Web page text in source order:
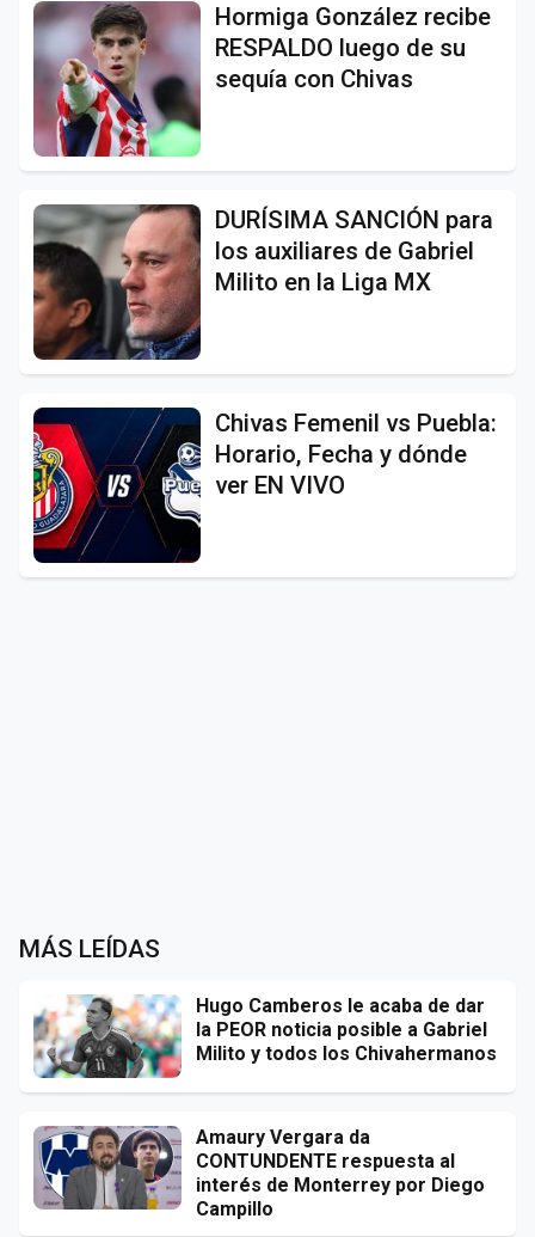
Hormiga González recibe
RESPALDO luego de su
sequía con Chivas
DURÍSIMA SANCIÓN para
los auxiliares de Gabriel
Milito en la Liga MX
Chivas Femenil vs Puebla:
Horario, Fecha y dónde
ver EN VIVO
MÁS LEÍDAS
Hugo Camberos le acaba de dar
la PEOR noticia posible a Gabriel
Milito y todos los Chivahermanos
Amaury Vergara da
CONTUNDENTE respuesta al
interés de Monterrey por Diego
Campillo